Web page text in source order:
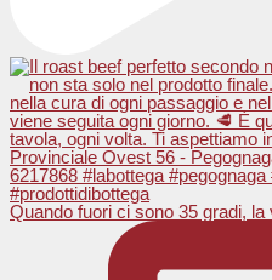
Quando fuori ci sono 35 gradi, la